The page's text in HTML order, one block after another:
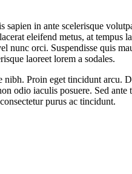
in ante scelerisque
eleifend metus, at tempus
orci. Suspendisse quis
laoreet lorem a sodales.
Proin eget tincidunt arcu.
odio iaculis posuere. Sed
purus ac tincidunt.